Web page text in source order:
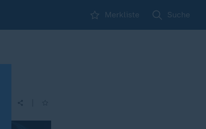
Merkliste Suche